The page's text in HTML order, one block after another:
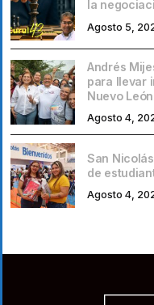
la
Agosto 5,
Andrés
para llevar
Nuevo León
Agosto 4,
San
de
Agosto 4,